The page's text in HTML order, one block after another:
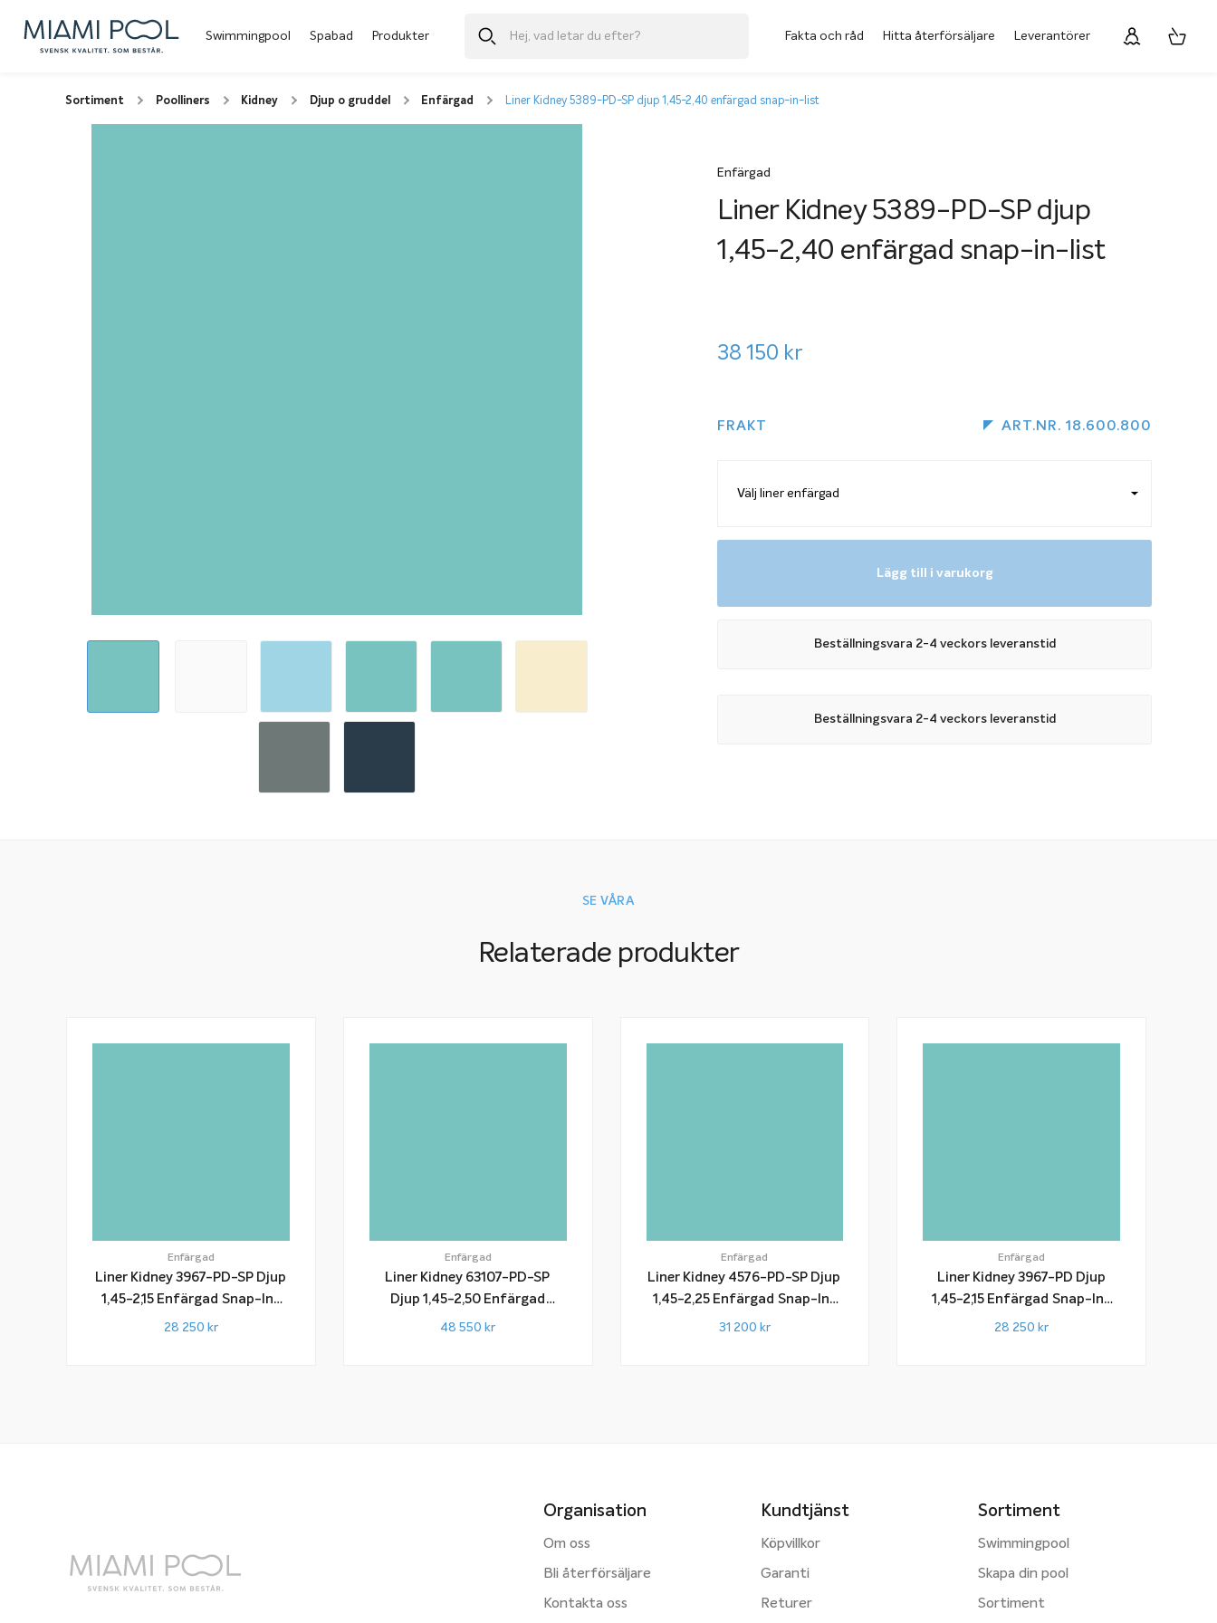
Swimmingpool Spabad Produkter Fakta och råd Hitta återförsäljare Leverantörer
Sortiment Poolliners Kidney Djup o gruddel Enfärgad Liner Kidney 5389-PD-SP djup 1,45-2,40 enfärgad snap-in-list
Enfärgad
Liner Kidney 5389-PD-SP djup
1,45-2,40 enfärgad snap-in-list
38 150 kr
FRAKT ART.NR. 18.600.800
Lägg till i varukorg
Beställningsvara 2-4 veckors leveranstid
Beställningsvara 2-4 veckors leveranstid
SE VÅRA
Relaterade produkter
Enfärgad
Liner Kidney 3967-PD-SP Djup
1,45-2,15 Enfärgad Snap-In-
List
28 250 kr
Enfärgad
Liner Kidney 63107-PD-SP
Djup 1,45-2,50 Enfärgad
Snap-In-List
48 550 kr
Enfärgad
Liner Kidney 4576-PD-SP Djup
1,45-2,25 Enfärgad Snap-In-
List
31 200 kr
Enfärgad
Liner Kidney 3967-PD Djup
1,45-2,15 Enfärgad Snap-In-
List
28 250 kr
Sortiment
Swimmingpool
Skapa din pool
Sortiment
Kundtjänst
Köpvillkor
Garanti
Returer
Organisation
Om oss
Bli återförsäljare
Kontakta oss